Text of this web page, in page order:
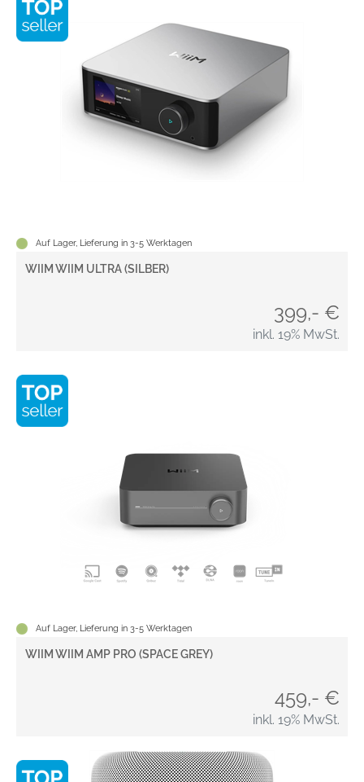
Auf Lager, Lieferung in 3-5 Werktagen
WIIM WIIM ULTRA (SILBER)
399,- €
inkl. 19% MwSt.
Auf Lager, Lieferung in 3-5 Werktagen
WIIM WIIM AMP PRO (SPACE GREY)
459,- €
inkl. 19% MwSt.